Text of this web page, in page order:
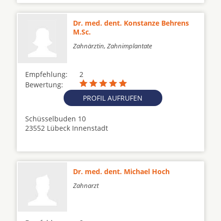
Dr. med. dent. Konstanze Behrens
M.Sc.
Zahnärztin, Zahnimplantate
Empfehlung:
2
Bewertung:
PROFIL AUFRUFEN
Schüsselbuden 10
23552 Lübeck Innenstadt
Dr. med. dent. Michael Hoch
Zahnarzt